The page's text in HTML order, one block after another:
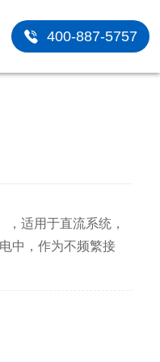
400-887-5757
适用于直流系统，
中，作为不频繁接